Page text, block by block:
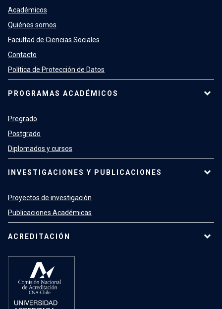
Académicos
Quiénes somos
Facultad de Ciencias Sociales
Contacto
Política de Protección de Datos
PROGRAMAS ACADÉMICOS
Pregrado
Postgrado
Diplomados y cursos
INVESTIGACIONES Y PUBLICACIONES
Proyectos de investigación
Publicaciones Académicas
ACREDITACIÓN